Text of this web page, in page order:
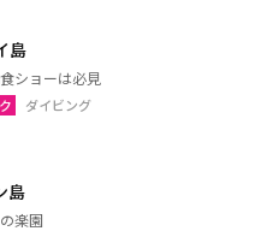
マハーサーラカーム
ソートーン
チャイヤプーム
イサーン
島
ショーは必見
ダイビング
島
楽園